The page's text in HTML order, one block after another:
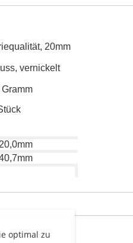
optimal zu
20mm
vernickelt
20,0mm